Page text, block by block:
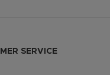
SERVICE